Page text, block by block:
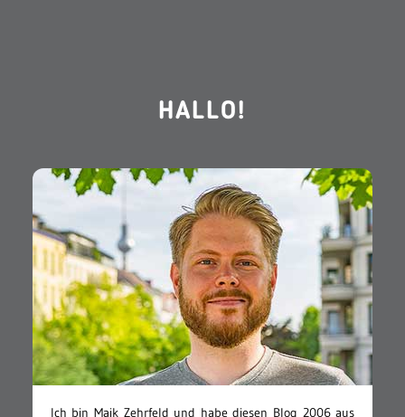
HALLO!
Ich bin Maik Zehrfeld und habe diesen Blog 2006 aus